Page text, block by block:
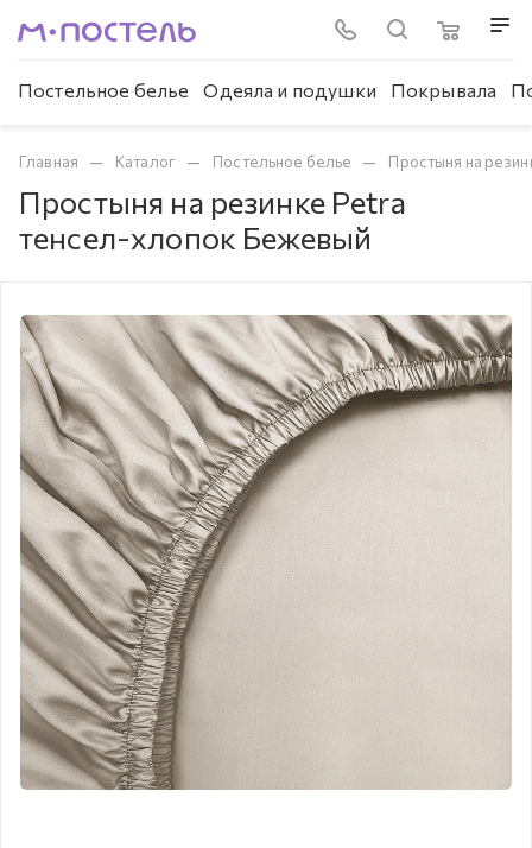
Постельное белье Одеяла и подушки Покрывала
Главная — Каталог — Постельное белье — Простыня на
Простыня на резинке Petra
тенсел-хлопок Бежевый